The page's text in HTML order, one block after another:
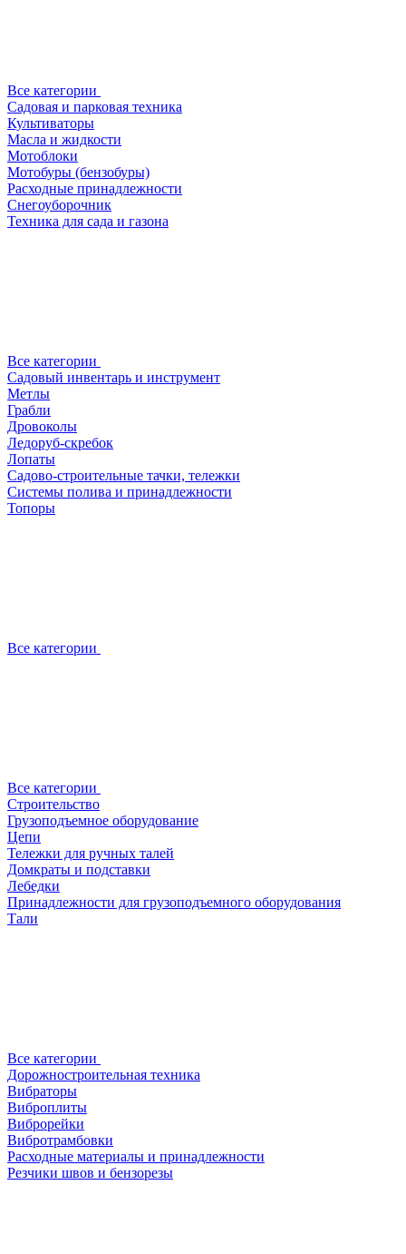
Все категории
Садовая и парковая техника
Культиваторы
Масла и жидкости
Мотоблоки
Мотобуры (бензобуры)
Расходные принадлежности
Снегоуборочник
Техника для сада и газона
Все категории
Садовый инвентарь и инструмент
Метлы
Грабли
Дровоколы
Ледоруб-скребок
Лопаты
Садово-строительные тачки, тележки
Системы полива и принадлежности
Топоры
Все категории
Все категории
Строительство
Грузоподъемное оборудование
Цепи
Тележки для ручных талей
Домкраты и подставки
Лебедки
Принадлежности для грузоподъемного оборудования
Тали
Все категории
Дорожностроительная техника
Вибраторы
Виброплиты
Виброрейки
Вибротрамбовки
Расходные материалы и принадлежности
Резчики швов и бензорезы